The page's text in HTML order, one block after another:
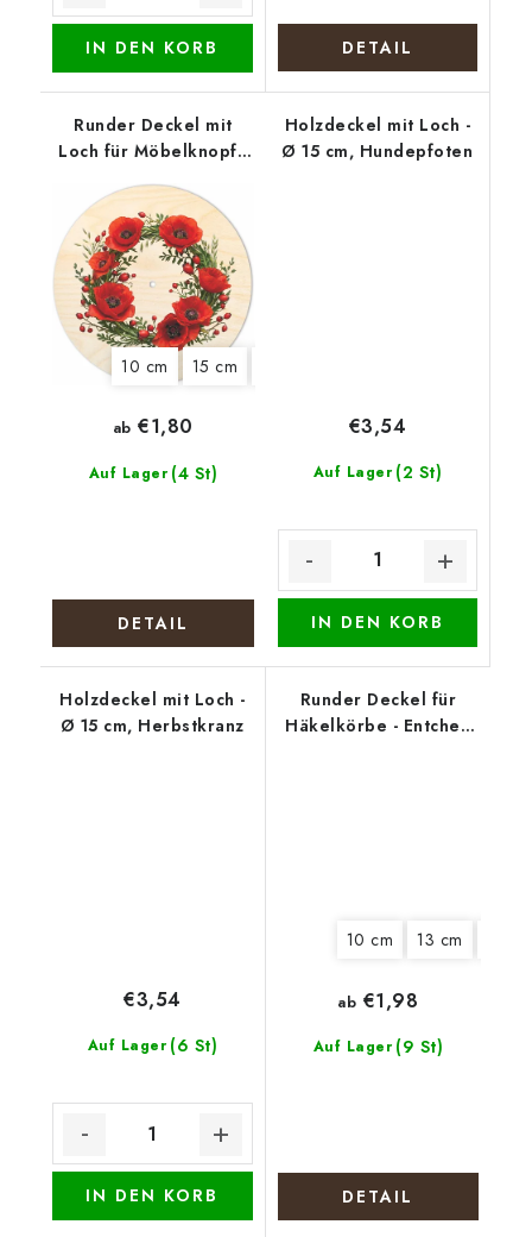
IN DEN KORB DETAIL
Runder Deckel mit
Loch für Möbelknopf -
10 cm 15 cm
Auf Lager (4 St)
ab €1,80
DETAIL
Holzdeckel mit Loch -
Ø 15 cm, Hundepfoten
Auf Lager (2 St)
€3,54
IN DEN KORB
Holzdeckel mit Loch -
Ø 15 cm, Herbstkranz
Auf Lager (6 St)
€3,54
IN DEN KORB
Runder Deckel für
Häkelkörbe - Entchen
10 cm 13 cm
Auf Lager (9 St)
ab €1,98
DETAIL